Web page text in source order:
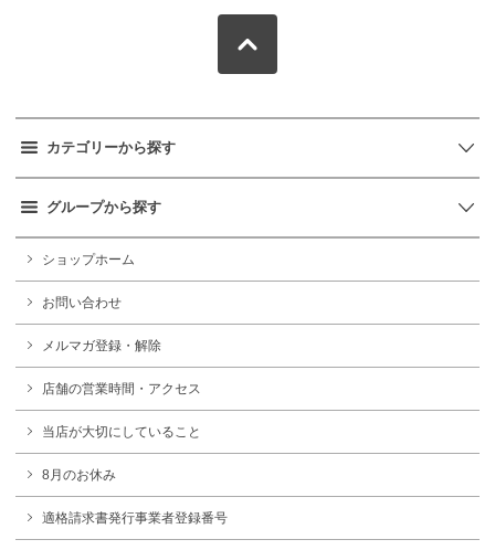
カテゴリーから探す
グループから探す
ショップホーム
お問い合わせ
メルマガ登録・解除
店舗の営業時間・アクセス
当店が大切にしていること
8月のお休み
適格請求書発行事業者登録番号